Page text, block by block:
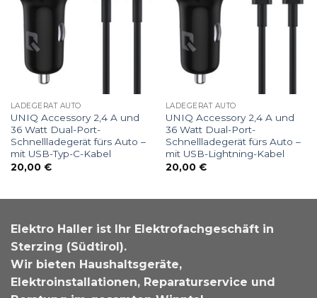
LADEGERÄT AUTO
UNIQ Accessory 2,4 A und
36 Watt Dual-Port-
Schnellladegerät fürs Auto –
mit USB-Typ-C-Kabel
20,00 €
LADEGERÄT AUTO
UNIQ Accessory 2,4 A und
36 Watt Dual-Port-
Schnellladegerät fürs Auto –
mit USB-Lightning-Kabel
20,00 €
Elektro Haller ist Ihr Elektrofachgeschäft in
Sterzing (Südtirol).
Wir bieten Haushaltsgeräte,
Elektroinstallationen, Reparaturservice und